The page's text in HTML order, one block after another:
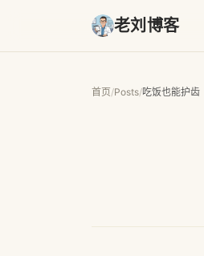
老刘博客
首页/Posts/吃饭也能护齿